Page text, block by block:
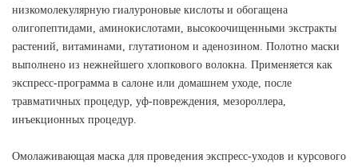
низкомолекулярную гиалуроновые кислоты и обогащена
олигопептидами, аминокислотами, высокоочищенными экстракты
растений, витаминами, глутатионом и аденозином. Полотно маски
выполнено из нежнейшего хлопкового волокна. Применяется как
экспресс-программа в салоне или домашнем уходе, после
травматичных процедур, уф-повреждения, мезороллера,
инъекционных процедур.
Омолаживающая маска для проведения экспресс-уходов и курсового